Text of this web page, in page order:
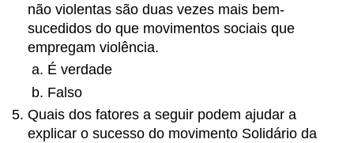
não violentas são duas vezes mais bem-
sucedidos do que movimentos sociais que
empregam violência.
É verdade
Falso
Quais dos fatores a seguir podem ajudar a
explicar o sucesso do movimento Solidário da